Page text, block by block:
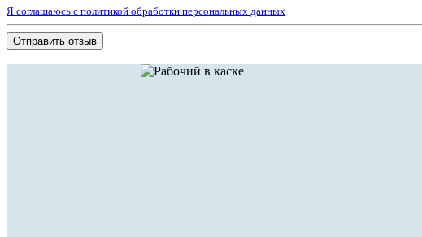
Я соглашаюсь с политикой обработки персональных данных
Отправить отзыв